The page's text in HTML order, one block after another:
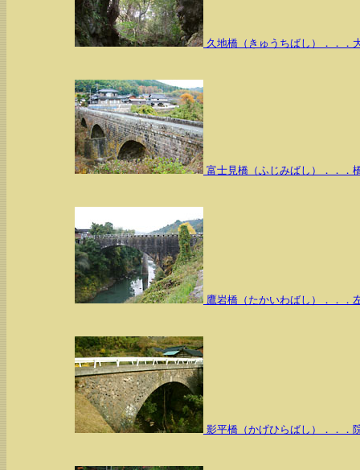
久地橋（きゅうちばし）．．．
富士見橋（ふじみばし）．．．
鷹岩橋（たかいわばし）．．．
影平橋（かげひらばし）．．．